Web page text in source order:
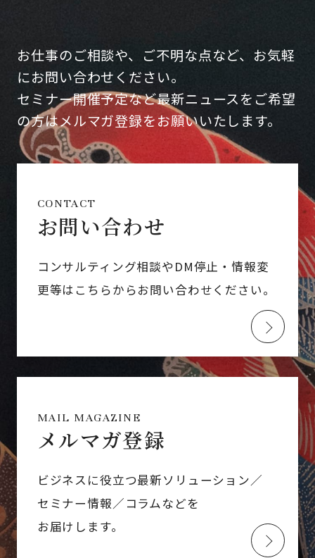
お仕事のご相談や、ご不明な点など、お気軽
にお問い合わせください。
セミナー開催予定など最新ニュースをご希望
の方はメルマガ登録をお願いいたします。
CONTACT
お問い合わせ
コンサルティング相談やDM停止・情報変
更等はこちらからお問い合わせください。
MAIL MAGAZINE
メルマガ登録
ビジネスに役立つ最新ソリューション／
セミナー情報／コラムなどを
お届けします。